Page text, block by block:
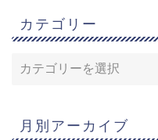
カテゴリー
月別アーカイブ